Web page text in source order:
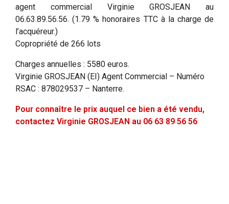
agent commercial Virginie GROSJEAN au
06.63.89.56.56. (1.79 % honoraires TTC à la charge de
l’acquéreur.)
Copropriété de 266 lots
Charges annuelles : 5580 euros.
Virginie GROSJEAN (EI) Agent Commercial – Numéro
RSAC : 878029537 – Nanterre.
Pour connaître le prix auquel ce bien a été vendu,
contactez Virginie GROSJEAN au 06 63 89 56 56